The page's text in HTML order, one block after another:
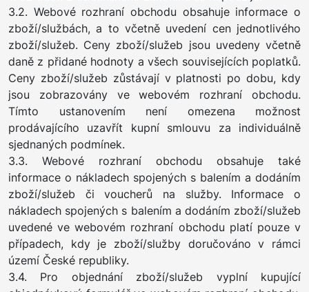
3.2. Webové rozhraní obchodu obsahuje informace o
zboží/službách, a to včetně uvedení cen jednotlivého
zboží/služeb. Ceny zboží/služeb jsou uvedeny včetně
daně z přidané hodnoty a všech souvisejících poplatků.
Ceny zboží/služeb zůstávají v platnosti po dobu, kdy
jsou zobrazovány ve webovém rozhraní obchodu.
Tímto ustanovením není omezena možnost
prodávajícího uzavřít kupní smlouvu za individuálně
sjednaných podmínek.
3.3. Webové rozhraní obchodu obsahuje také
informace o nákladech spojených s balením a dodáním
zboží/služeb či voucherů na služby. Informace o
nákladech spojených s balením a dodáním zboží/služeb
uvedené ve webovém rozhraní obchodu platí pouze v
případech, kdy je zboží/služby doručováno v rámci
území České republiky.
3.4. Pro objednání zboží/služeb vyplní kupující